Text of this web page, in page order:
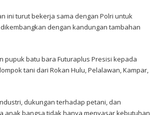
ini turut bekerja sama dengan Polri untuk
dengan kandungan tambahan
pupuk batu bara Futuraplus Presisi kepada
tani dari Rokan Hulu, Pelalawan, Kampar,
dukungan terhadap petani, dan
anak bangsa tidak hanya menyasar kebutuhan